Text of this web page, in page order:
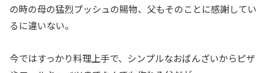
の時の母の猛烈プッシュの賜物、父もそのことに感謝してい
るに違いない。
今ではすっかり料理上手で、シンプルなおばんざいからピザ